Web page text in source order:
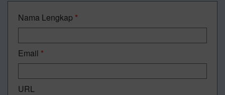
Nama Lengkap *
Email *
URL